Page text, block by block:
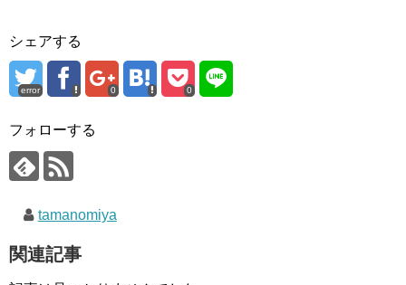
シェアする
error 0 0
フォローする
tamanomiya
関連記事